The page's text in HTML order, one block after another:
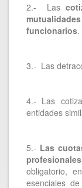
2.- Las
funcionarios.
3.- Las
4.- Las
entidades
5.- Las
profesionales
obligatorio,
esenciales